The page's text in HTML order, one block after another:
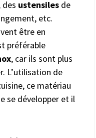
des ustensiles de
etc.
être en
préférable
, car ils sont plus
L’utilisation de
ce matériau
se développer et il